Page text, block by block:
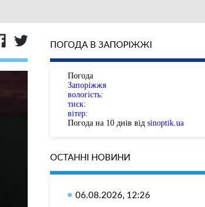
ПОГОДА В ЗАПОРІЖЖІ
Погода
Запоріжжя
вологість:
тиск:
вітер:
Погода на 10 днів від sinoptik.ua
ОСТАННІ НОВИНИ
06.08.2026, 12:26